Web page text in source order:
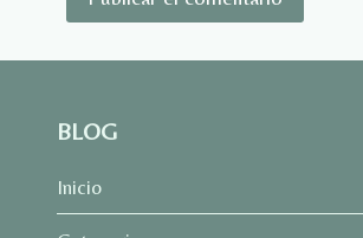
BLOG
Inicio